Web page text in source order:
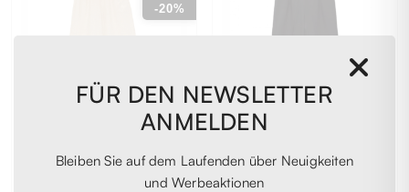
FÜR DEN NEWSLETTER
ANMELDEN
Bleiben Sie auf dem Laufenden über Neuigkeiten
und Werbeaktionen
-20%
MODYVA